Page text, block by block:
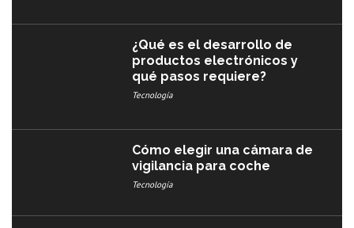
¿Qué es el desarrollo de
productos electrónicos y
qué pasos requiere?
Tecnología
Cómo elegir una cámara de
vigilancia para coche
Tecnología